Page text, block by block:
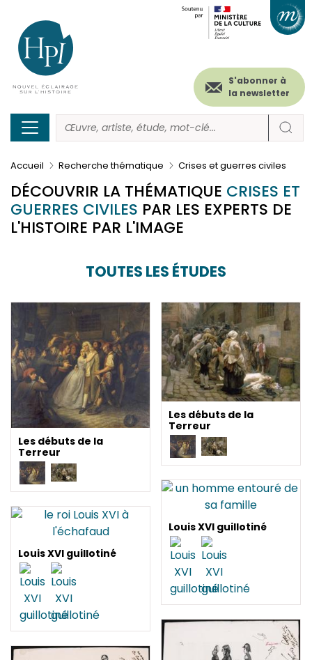
contenu
principal
Menu
secondaire
(header)
S'abonner à
la newsletter
Accueil Recherche thématique Crises et guerres civiles
DÉCOUVRIR LA THÉMATIQUE CRISES ET
GUERRES CIVILES PAR LES EXPERTS DE
L'HISTOIRE PAR L'IMAGE
TOUTES LES ÉTUDES
Les débuts de la
Terreur
Les débuts de la
Terreur
Louis XVI guillotiné
Louis XVI guillotiné